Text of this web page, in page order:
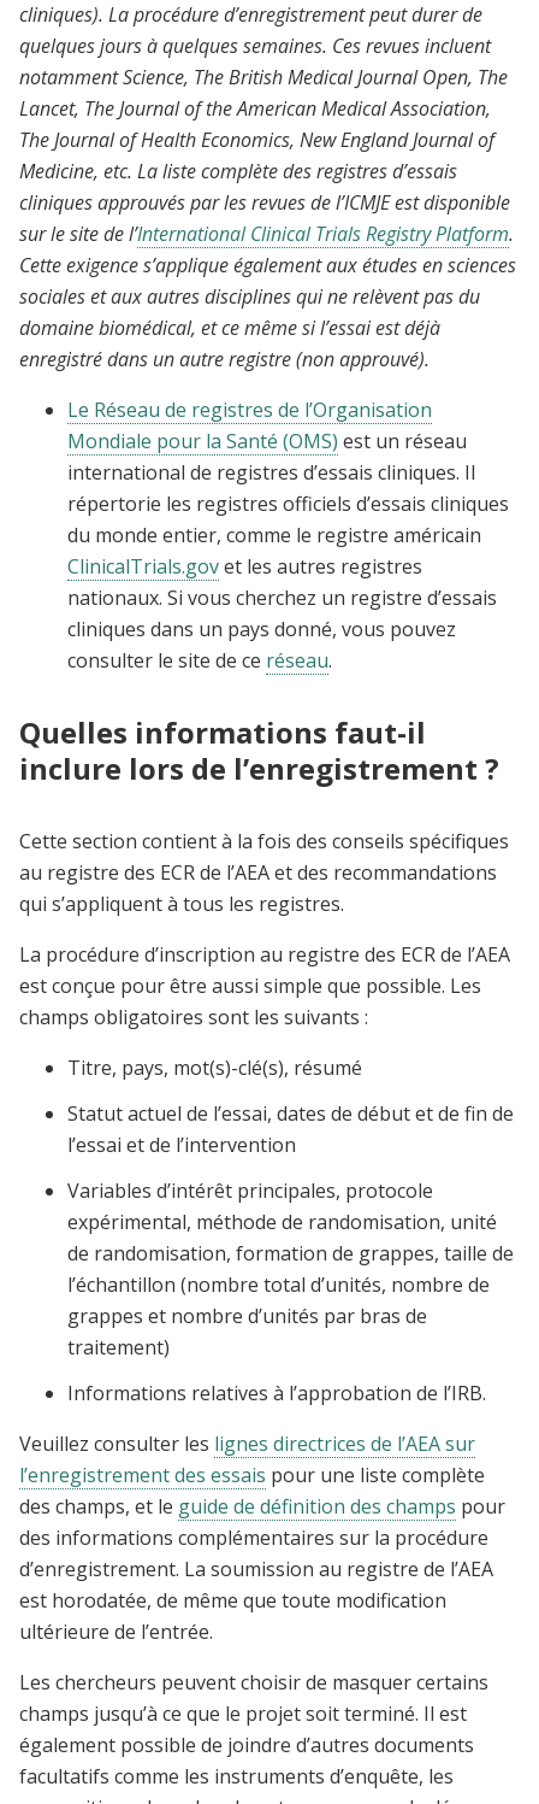
cliniques). La procédure d’enregistrement peut durer de
quelques jours à quelques semaines. Ces revues incluent
notamment Science, The British Medical Journal Open, The
Lancet, The Journal of the American Medical Association,
The Journal of Health Economics, New England Journal of
Medicine, etc. La liste complète des registres d’essais
cliniques approuvés par les revues de l’ICMJE est disponible
sur le site del’International Clinical Trials Registry Platform.
Cette exigence s’applique également aux études en sciences
sociales et aux autres disciplines qui ne relèvent pas du
domaine biomédical, et ce même si l’essai est déjà
enregistré dans un autre registre (non approuvé).
Le Réseau de registres de l’Organisation
Mondiale pour la Santé (OMS) est un réseau
international de registres d’essais cliniques. Il
répertorie les registres officiels d’essais cliniques
du monde entier, comme le registre américain
ClinicalTrials.govet les autres registres
nationaux. Si vous cherchez un registre d’essais
cliniques dans un pays donné, vous pouvez
consulter le site de ce réseau.
Quelles informations faut-il
inclure lors de l’enregistrement ?
Cette section contient à la fois des conseils spécifiques
au registre des ECR de l’AEA et des recommandations
qui s’appliquent à tous les registres.
La procédure d’inscription au registre des ECR de l’AEA
est conçue pour être aussi simple que possible. Les
champs obligatoires sont les suivants :
Titre, pays, mot(s)-clé(s), résumé
Statut actuel de l’essai, dates de début et de fin de
l’essai et de l’intervention
Variables d’intérêt principales, protocole
expérimental, méthode de randomisation, unité
de randomisation, formation de grappes, taille de
l’échantillon (nombre total d’unités, nombre de
grappes et nombre d’unités par bras de
traitement)
Informations relatives à l’approbation de l’IRB.
Veuillez consulter les lignes directrices de l’AEA sur
l’enregistrement des essais pour une liste complète
des champs, et le guide de définition des champs pour
des informations complémentaires sur la procédure
d’enregistrement. La soumission au registre de l’AEA
est horodatée, de même que toute modification
ultérieure de l’entrée.
Les chercheurs peuvent choisir de masquer certains
champs jusqu’à ce que le projet soit terminé. Il est
également possible de joindre d’autres documents
facultatifs comme les instruments d’enquête, les